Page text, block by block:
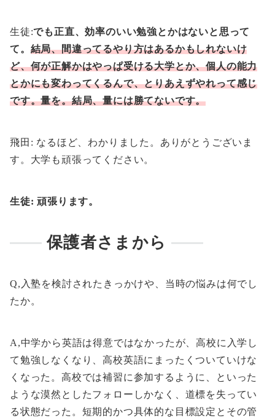
生徒:でも正直、効率のいい勉強とかはないと思って
て。 結局、間違ってるやり方はあるかもしれないけ
ど、何が正解かはやっぱ受ける大学とか、個人の能力
とかにも変わってくるんで、とりあえずやれって感じ
です。量を。結局、量には勝てないです。
飛田: なるほど、わかりました。ありがとうございま
す。大学も頑張ってください。
生徒: 頑張ります。
保護者さまから
Q,入塾を検討されたきっかけや、当時の悩みは何でし
たか。
A,中学から英語は得意ではなかったが、高校に入学し
て勉強しなくなり、高校英語にまったくついていけな
くなった。高校では補習に参加するように、といった
ような漠然としたフォローしかなく、道標を失ってい
る状態だった。短期的かつ具体的な目標設定とその管